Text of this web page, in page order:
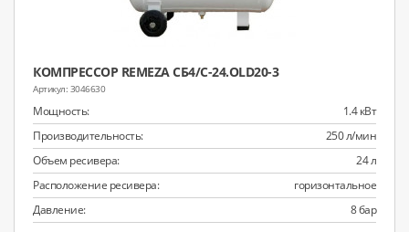
КОМПРЕССОР REMEZA СБ4/С-24.OLD20-3
3046630
Мощность:
1.4 кВт
Производительность:
250 л/мин
Объем ресивера:
24 л
Расположение ресивера:
горизонтальное
Давление:
8 бар